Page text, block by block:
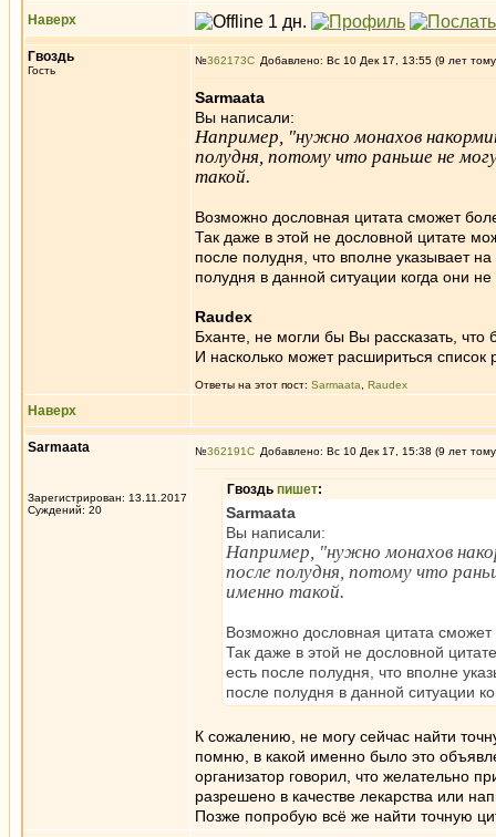
Наверх
Гвоздь
Гость
№362173 Добавлено: Вс 10 Дек 17, 13:55 (9 лет
Sarmaata
Вы написали:
Например, "нужно монахов
полудня, потому что раньше не
такой.
Возможно дословная цитата сможет
Так даже в этой не дословной цитате
после полудня, что вполне указывает
полудня в данной ситуации когда они
Raudex
Бханте, не могли бы Вы рассказать,
И насколько может расшириться
Ответы на этот пост: Sarmaata Raudex
Наверх
Sarmaata
Зарегистрирован: 13.11.2017
Суждений: 20
№362191 Добавлено: Вс 10 Дек 17, 15:38 (9 лет
Гвоздь пишет:
Sarmaata
Вы написали:
Например, "нужно монахов
после полудня, потому что
именно такой.
Возможно дословная цитата сможет
Так даже в этой не дословной
есть после полудня, что вполне
после полудня в данной ситуации
К сожалению, не могу сейчас найти
помню, в какой именно было это
организатор говорил, что желательно
разрешено в качестве лекарства или
Позже попробую всё же найти точную